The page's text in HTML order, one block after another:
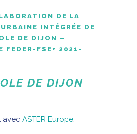
DE LA
INTÉGRÉE DE
DE DIJON –
FEDER-FSE+ 2021-
DE DIJON
avec ASTER Europe,